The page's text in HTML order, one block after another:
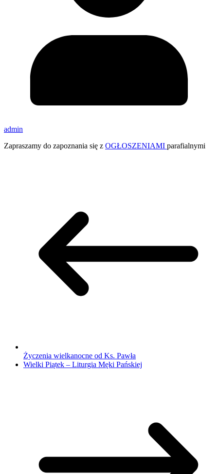
admin
Zapraszamy do zapoznania się z OGŁOSZENIAMI parafialnymi
Życzenia wielkanocne od Ks. Pawła
Wielki Piątek – Liturgia Męki Pańskiej